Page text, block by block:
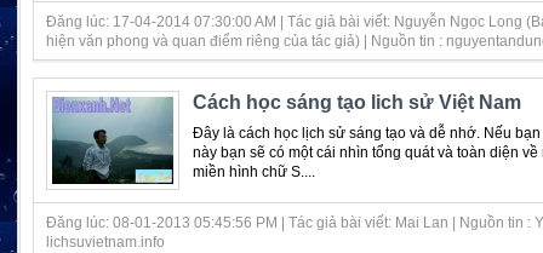
Đăng lúc: 17-04-2014 07:30:00 AM | Tác giả bài viết: Nguyễn Ngọc Long
hiện văn phong và quan điểm riêng của tác giả) | Nguồn tin :
Cách học sáng tạo lich sử Việt Nam
Đây là cách học lịch sử sáng tạo và dễ nhớ. Nếu bạn
này bạn sẽ có một cái nhìn tổng quát và toàn diện
miền hình chữ S....
Đăng lúc: 08-01-2013 05:45:56 PM | Tác giả bài viết: Mai Lan | Nguồn tin :
lichsuvietnam.info